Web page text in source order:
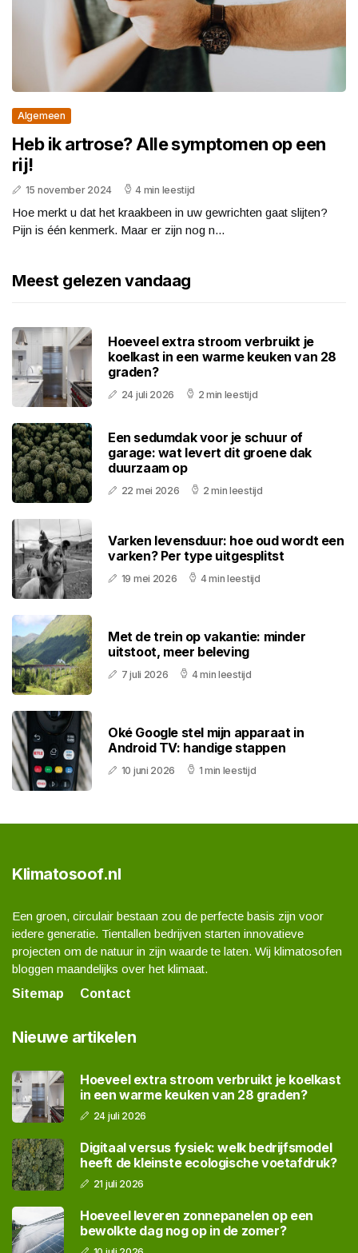
Algemeen
Heb ik artrose? Alle symptomen op een
rij!
15 november 2024 4 min leestijd
Hoe merkt u dat het kraakbeen in uw gewrichten gaat slijten?
Pijn is één kenmerk. Maar er zijn nog n...
Meest gelezen vandaag
Hoeveel extra stroom verbruikt je
koelkast in een warme keuken van 28
graden?
24 juli 2026 2 min leestijd
Een sedumdak voor je schuur of
garage: wat levert dit groene dak
duurzaam op
22 mei 2026 2 min leestijd
Varken levensduur: hoe oud wordt een
varken? Per type uitgesplitst
19 mei 2026 4 min leestijd
Met de trein op vakantie: minder
uitstoot, meer beleving
7 juli 2026 4 min leestijd
Oké Google stel mijn apparaat in
Android TV: handige stappen
10 juni 2026 1 min leestijd
Klimatosoof.nl
Een groen, circulair bestaan zou de perfecte basis zijn voor
iedere generatie. Tientallen bedrijven starten innovatieve
projecten om de natuur in zijn waarde te laten. Wij klimatosofen
bloggen maandelijks over het klimaat.
Sitemap
Contact
Nieuwe artikelen
Hoeveel extra stroom verbruikt je koelkast
in een warme keuken van 28 graden?
24 juli 2026
Digitaal versus fysiek: welk bedrijfsmodel
heeft de kleinste ecologische voetafdruk?
21 juli 2026
Hoeveel leveren zonnepanelen op een
bewolkte dag nog op in de zomer?